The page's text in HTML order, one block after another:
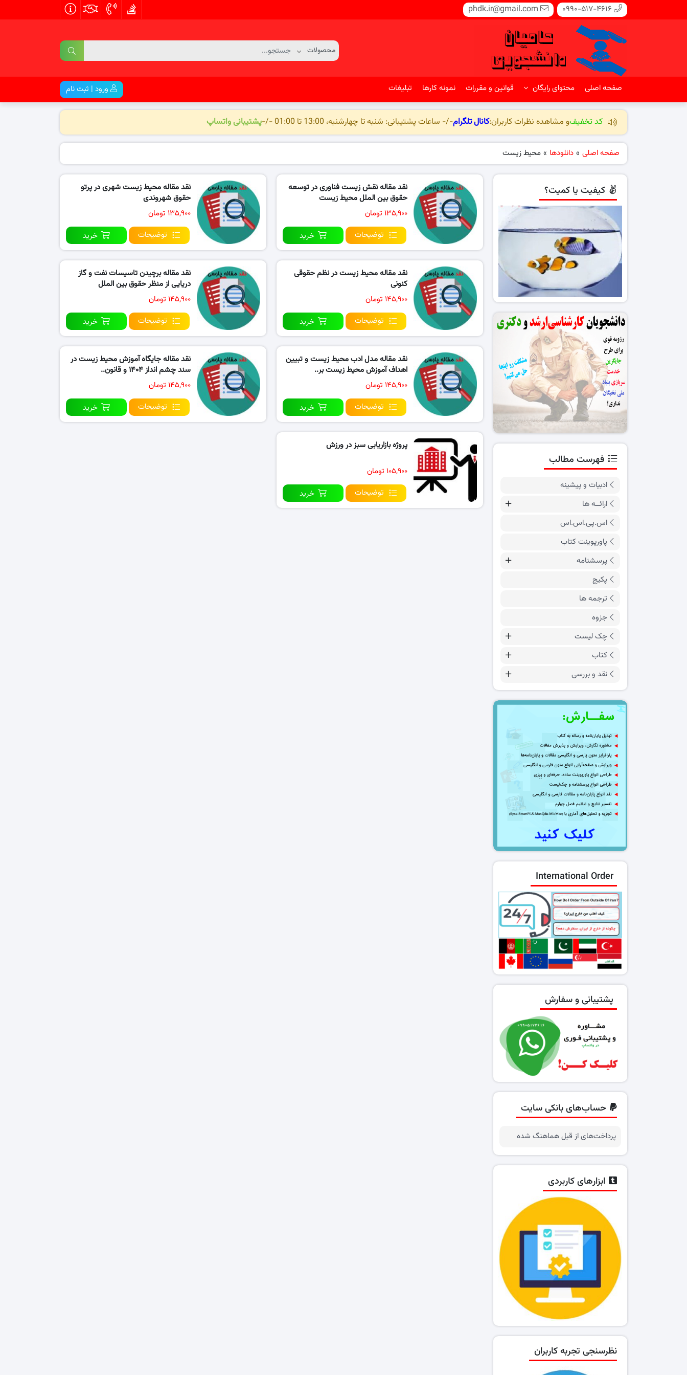
0990-517-4616
phdk.ir@gmail.com
صفحه اصلی محتوای رایگان قوانین و مقررات نمونه کارها تبلیغات ورود | ثبت نام
کد تخفیفو مشاهده نظرات کاربران:کانال تلگرام-/- ساعات پشتیبانی: شنبه تا چهارشنبه، 13:00 تا 01:00 -/- پشتیبانی واتساپ
صفحه اصلی » دانلودها » محیط زیست
نقد مقاله نقش زیست فناوری در توسعه
حقوق بین‌ الملل محیط‌ زیست
۱۳۵,۹۰۰ تومان
توضیحات
خرید
نقد مقاله محیط زیست شهری در پرتو
حقوق شهروندی
۱۳۵,۹۰۰ تومان
توضیحات
خرید
نقد مقاله محیط زیست در نظم حقوقی
کنونی
۱۴۵,۹۰۰ تومان
توضیحات
خرید
نقد مقاله برچیدن تاسیسات نفت و گاز
دریایی از منظر حقوق بین الملل
۱۴۵,۹۰۰ تومان
توضیحات
خرید
نقد مقاله مدل ادب محیط زیست و تبیین
اهداف آموزش محیط زیست بر..
۱۴۵,۹۰۰ تومان
توضیحات
خرید
نقد مقاله جایگاه آموزش محیط زیست در
سند چشم انداز ۱۴۰۴ و قانون..
۱۴۵,۹۰۰ تومان
توضیحات
خرید
پروژه بازاریابی سبز در ورزش
۱۰۵,۹۰۰ تومان
توضیحات
خرید
کیفیت یا کمیت؟
فهرست مطالب
ادبیات و پیشینه
ارائــه ها
اس.پی.اس.اس
پاورپوینت کتاب
پرسشنامه
پکیج
ترجمه ها
جزوه
چک لیست
کتاب
نقد و بررسی
International Order
پشتیبانی و سفارش
حساب‌های بانکی سایت
پرداخت‌های از قبل هماهنگ شده
ابزارهای کاربردی
نظرسنجی تجربه کاربران